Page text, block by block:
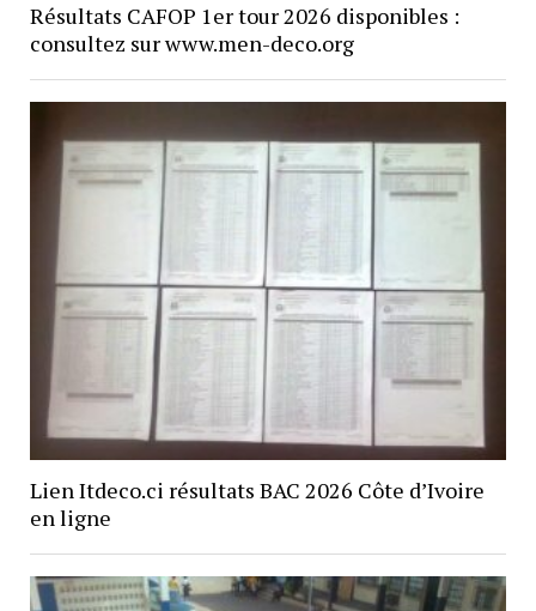
Résultats CAFOP 1er tour 2026 disponibles :
consultez sur www.men-deco.org
Lien Itdeco.ci résultats BAC 2026 Côte d’Ivoire
en ligne